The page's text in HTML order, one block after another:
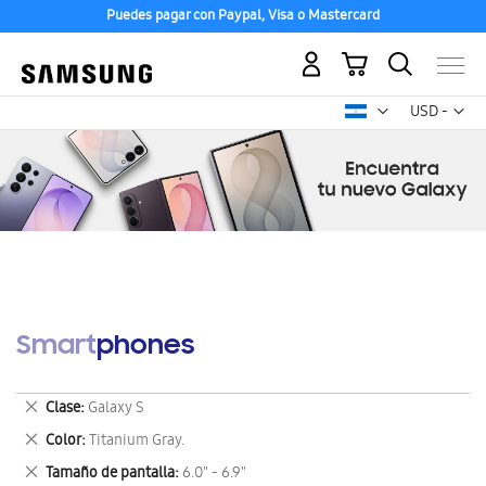
Puedes pagar con Paypal, Visa o Mastercard
USD -
dólar
Mi carrito
Smartphones
Clase Galaxy S
Eliminar
este
artículo
Color Titanium Gray.
Eliminar
este
Tamaño de pantalla 6.0" - 6.9"
Eliminar